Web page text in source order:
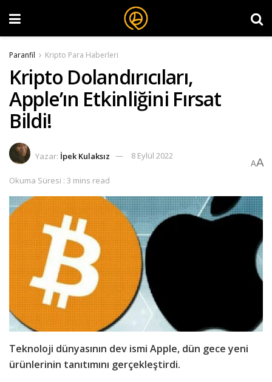
Paranfil Kripto Para Haberleri
Kripto Dolandırıcıları,
Apple’ın Etkinliğini Fırsat
Bildi!
Yazar: İpek Kulaksız 8 Eylül 2022
Okuma Süresi : 3 mins read
AA
Teknoloji dünyasının dev ismi Apple, dün gece yeni
ürünlerinin tanıtımını gerçekleştirdi.